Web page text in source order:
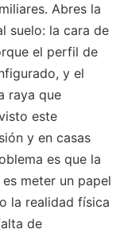
Abres la
suelo: la cara de
el perfil de
y el
raya que
este
y en casas
es que la
meter un papel
la realidad física
de